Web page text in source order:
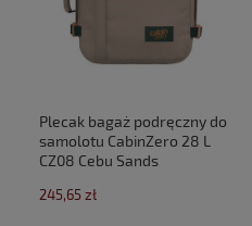
Plecak bagaż podręczny do
samolotu CabinZero 28 L
CZ08 Cebu Sands
Air)
245,65 zł